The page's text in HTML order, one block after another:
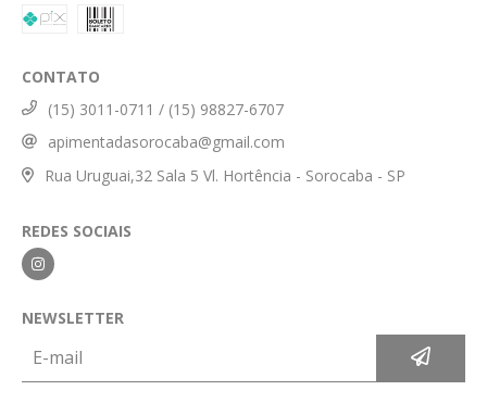
CONTATO
(15) 3011-0711 / (15) 98827-6707
apimentadasorocaba@gmail.com
Rua Uruguai,32 Sala 5 Vl. Hortência - Sorocaba - SP
REDES SOCIAIS
NEWSLETTER